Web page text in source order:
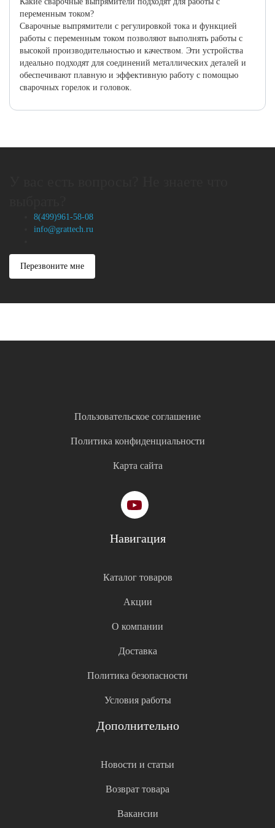
переменным током?
Сварочные выпрямители с регулировкой тока и функцией
работы с переменным током позволяют выполнять работы с
высокой производительностью и качеством. Эти устройства
идеально подходят для соединений металлических деталей и
обеспечивают плавную и эффективную работу с помощью
сварочных горелок и головок.
8(499)961-58-08
info@grattech.ru
Перезвоните мне
Пользовательское соглашение
Политика конфиденциальности
Карта сайта
Навигация
Каталог товаров
Акции
О компании
Доставка
Политика безопасности
Условия работы
Дополнительно
Новости и статьи
Возврат товара
Вакансии